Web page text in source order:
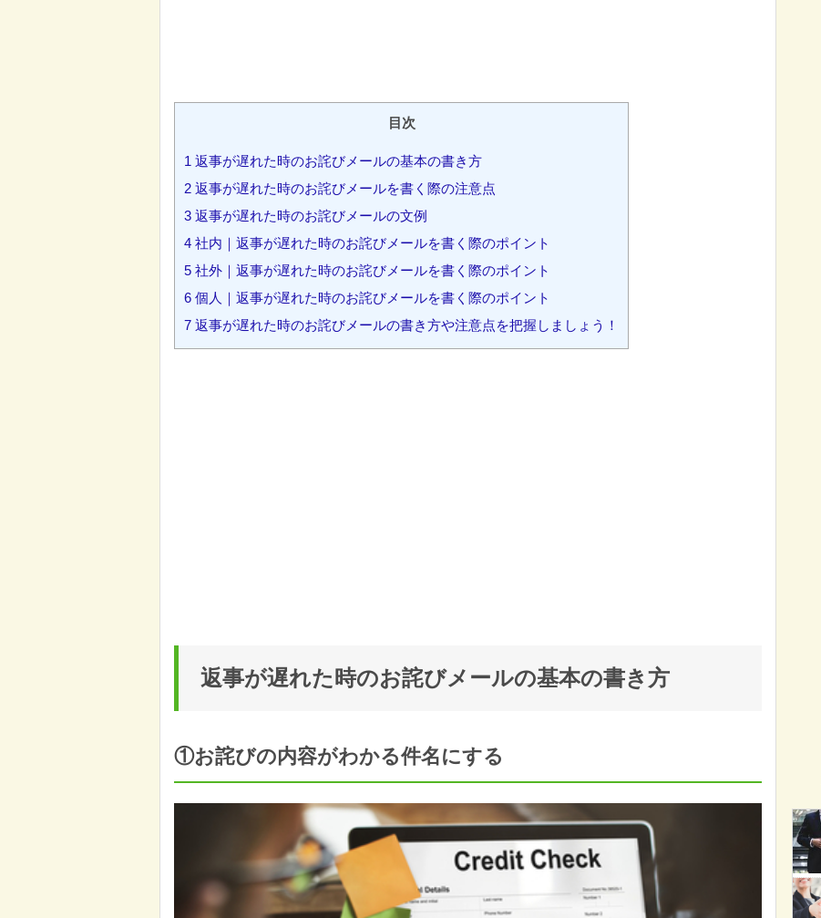
目次
1 返事が遅れた時のお詫びメールの基本の書き方
2 返事が遅れた時のお詫びメールを書く際の注意点
3 返事が遅れた時のお詫びメールの文例
4 社内｜返事が遅れた時のお詫びメールを書く際のポイント
5 社外｜返事が遅れた時のお詫びメールを書く際のポイント
6 個人｜返事が遅れた時のお詫びメールを書く際のポイント
7 返事が遅れた時のお詫びメールの書き方や注意点を把握しましょう！
返事が遅れた時のお詫びメールの基本の書き方
①お詫びの内容がわかる件名にする